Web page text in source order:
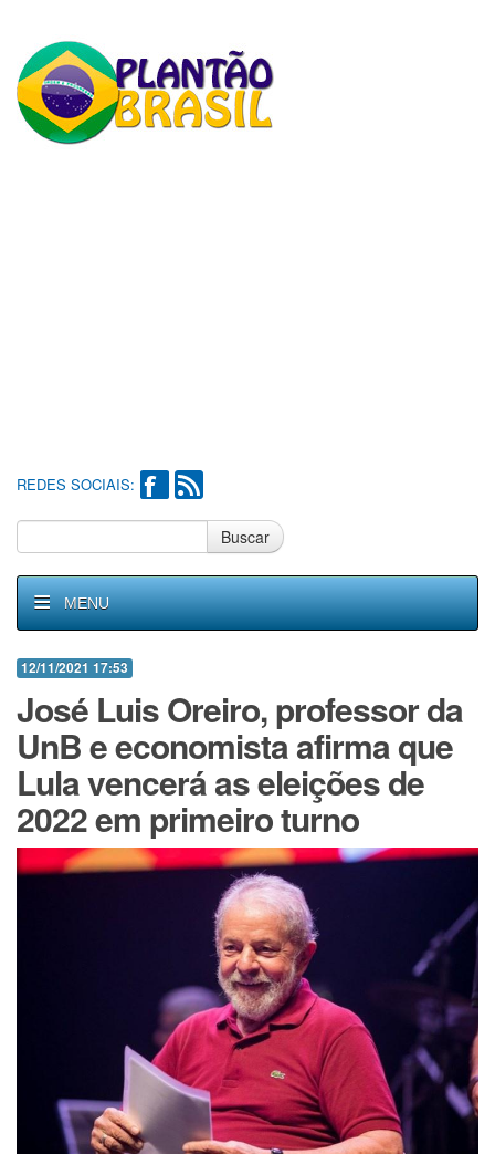
REDES SOCIAIS:
Buscar
MENU
12/11/2021 17:53
José Luis Oreiro, professor da
UnB e economista afirma que
Lula vencerá as eleições de
2022 em primeiro turno